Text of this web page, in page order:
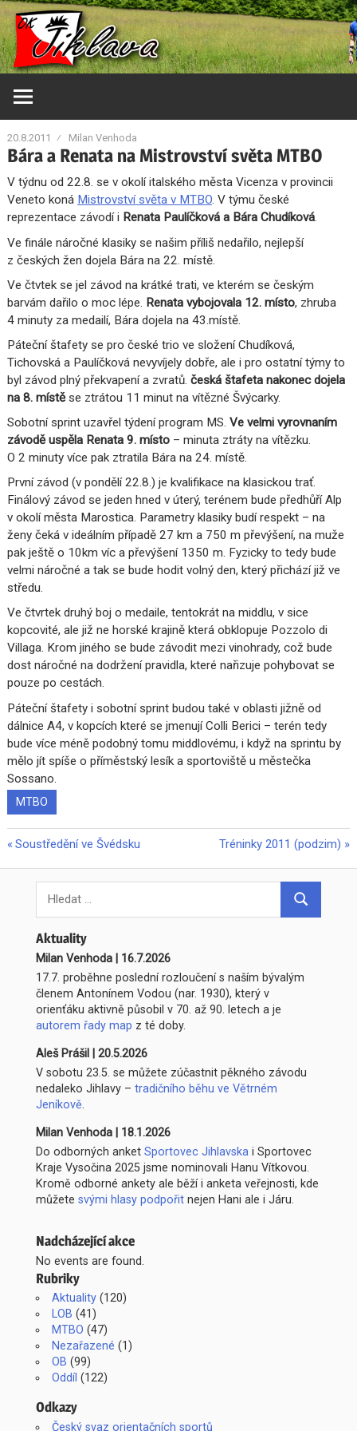
Skip
to
content
OK
Jihlava
Orientační
klub
Jihlava
20.8.2011 Milan Venhoda
Bára a Renata na Mistrovství světa MTBO
V týdnu od 22.8. se v okolí italského města Vicenza v provincii
Veneto koná Mistrovství světa v MTBO. V týmu české
reprezentace závodí i Renata Paulíčková a Bára Chudíková.
Ve finále náročné klasiky se našim příliš nedařilo, nejlepší
z českých žen dojela Bára na 22. místě.
Ve čtvtek se jel závod na krátké trati, ve kterém se českým
barvám dařilo o moc lépe. Renata vybojovala 12. místo, zhruba
4 minuty za medailí, Bára dojela na 43.místě.
Páteční štafety se pro české trio ve složení Chudíková,
Tichovská a Paulíčková nevyvíjely dobře, ale i pro ostatní týmy to
byl závod plný překvapení a zvratů.česká štafeta nakonec dojela
na 8. místěse ztrátou 11 minut na vítězné Švýcarky.
Sobotní sprint uzavřel týdení program MS.Ve velmi vyrovnaním
závodě uspěla Renata 9. místo – minuta ztráty na vítězku.
O 2 minuty více pak ztratila Bára na 24. místě.
První závod (v pondělí 22.8.) je kvalifikace na klasickou trať.
Finálový závod se jeden hned v úterý, terénem bude předhůří Alp
v okolí města Marostica. Parametry klasiky budí respekt – na
ženy čeká v ideálním případě 27 km a 750 m převýšení, na muže
pak ještě o 10km víc a převýšení 1350 m. Fyzicky to tedy bude
velmi náročné a tak se bude hodit volný den, který přichází již ve
středu.
Ve čtvrtek druhý boj o medaile, tentokrát na middlu, v sice
kopcovité, ale již ne horské krajině která obklopuje Pozzolo di
Villaga. Krom jiného se bude závodit mezi vinohrady, což bude
dost náročné na dodržení pravidla, které nařizuje pohybovat se
pouze po cestách.
Páteční štafety i sobotní sprint budou také v oblasti jižně od
dálnice A4, v kopcích které se jmenují Colli Berici – terén tedy
bude více méně podobný tomu middlovému, i když na sprintu by
mělo jít spíše o příměstský lesík a sportoviště u městečka
Sossano.
MTBO
Navigace
pro
příspěvek
Previous
Soustředění ve Švédsku
Next
Tréninky 2011 (podzim)
for:
Hledat
Aktuality
Milan Venhoda
16.7.2026
17.7. proběhne poslední rozloučení s naším bývalým
členem Antonínem Vodou (nar. 1930), který v
orienťáku aktivně působil v 70. až 90. letech a je
autorem řady map z té doby.
Aleš Prášil |20.5.2026
V sobotu 23.5. se můžete zúčastnit pěkného závodu
nedaleko Jihlavy –tradičního běhu ve Větrném
Jeníkově.
Milan Venhoda
18.1.2026
Do odborných anketSportovec Jihlavska i Sportovec
Kraje Vysočina 2025 jsme nominovali Hanu Vítkovou.
Kromě odborné ankety ale běží i anketa veřejnosti, kde
můžetesvými hlasy podpořit nejen Hani ale i Járu.
Nadcházející akce
No events are found.
Rubriky
Aktuality(120)
LOB (41)
MTBO (47)
Nezařazené (1)
OB (99)
Oddíl (122)
Odkazy
Český svaz orientačních sportů